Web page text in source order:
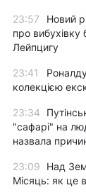
23:57
Новий
про вибухівку
Лейпцигу
23:41
колекцією
23:34
"сафарі" на
назвала
23:09
Над
Місяць: як це